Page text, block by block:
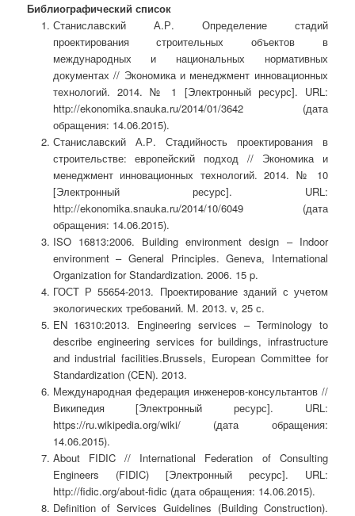
Библиографический список
Станиславский А.Р. Определение стадий
проектирования строительных объектов в
международных и национальных нормативных
документах // Экономика и менеджмент инновационных
технологий. 2014. № 1 [Электронный ресурс]. URL:
http://ekonomika.snauka.ru/2014/01/3642 (дата
обращения: 14.06.2015).
Станиславский А.Р. Стадийность проектирования в
строительстве: европейский подход // Экономика и
менеджмент инновационных технологий. 2014. № 10
[Электронный ресурс]. URL:
http://ekonomika.snauka.ru/2014/10/6049 (дата
обращения: 14.06.2015).
ISO 16813:2006. Building environment design – Indoor
environment – General Principles. Geneva, International
Organization for Standardization. 2006. 15 p.
ГОСТ Р 55654-2013. Проектирование зданий с учетом
экологических требований. М. 2013. v, 25 с.
EN 16310:2013. Engineering services – Terminology to
describe engineering services for buildings, infrastructure
and industrial facilities.Brussels, European Committee for
Standardization (CEN). 2013.
Международная федерация инженеров-консультантов //
Википедия [Электронный ресурс]. URL:
https://ru.wikipedia.org/wiki/ (дата обращения:
14.06.2015).
About FIDIC // International Federation of Consulting
Engineers (FIDIC) [Электронный ресурс]. URL:
http://fidic.org/about-fidic (дата обращения: 14.06.2015).
Definition of Services Guidelines (Building Construction).